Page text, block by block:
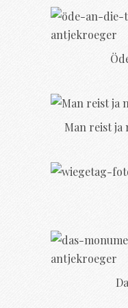
Man reist ja